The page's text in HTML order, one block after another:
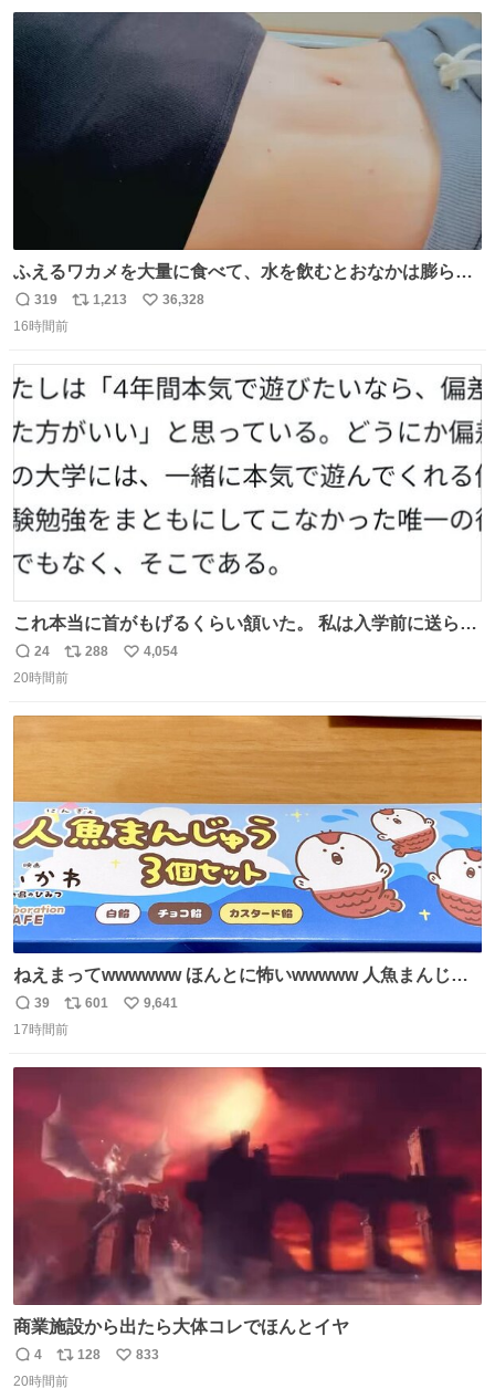
ふえるワカメを大量に食べて、水を飲むとおなかは膨ら
む・・・・！？ ⚠️よい子は絶対マネしないでね⚠️ #夏休み
の自由研究
返
信
319
リ
ト
数
1,213
い
数
36,328
16時間前
これ本当に首がもげるくらい頷いた。 私は入学前に送られ
てきた、大学のサークル紹介冊子を見た時点で終わりを感
じたので、女子大でもないくせに偏差値の高い大学のイン
た。 高偏差値に行けないならせめてそれくらいした方が予
後がいいです。 https://t.co/9nMHIrETkw
返
信
24
リ
ポ
288
い
4,054
20時間前
ねえまってwwwwww ほんとに怖いwwwww 人魚まんじゅ
う買ってきたから私も永遠のいのちを…ぐへへ…と思いな
がら1つ食べたら 奥歯欠けたんだけど！！！！？？？ しか
たから何？と思って口から出したら自分の歯wwwwww セ
イレーンの呪いじゃん😭
返
信
39
リ
ポ
601
い
9,641
17時間前
商業施設から出たら大体コレでほんとイヤ
返
信
4
リ
ポ
128
い
833
20時間前